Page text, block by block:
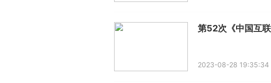
2023-08-28 19:35:34